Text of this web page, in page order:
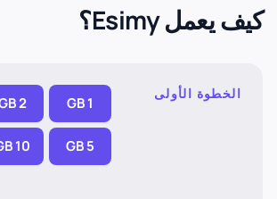
كيف يعمل Esimy؟
الخطوة الأولى
1 GB
2 GB
5 GB
10 GB